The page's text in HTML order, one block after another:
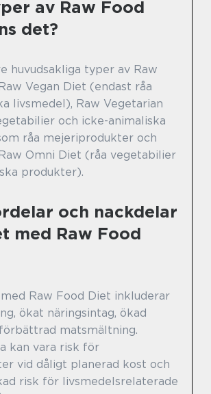
av Raw Food
det?
huvudsakliga typer av Raw
Vegan Diet (endast råa
livsmedel), Raw Vegetarian
och icke-animaliska
råa mejeriprodukter och
Omni Diet (råa vegetabilier
produkter).
och nackdelar
med Raw Food
Raw Food Diet inkluderar
ökat näringsintag, ökad
matsmältning.
kan vara risk för
vid dåligt planerad kost och
risk för livsmedelsrelaterade